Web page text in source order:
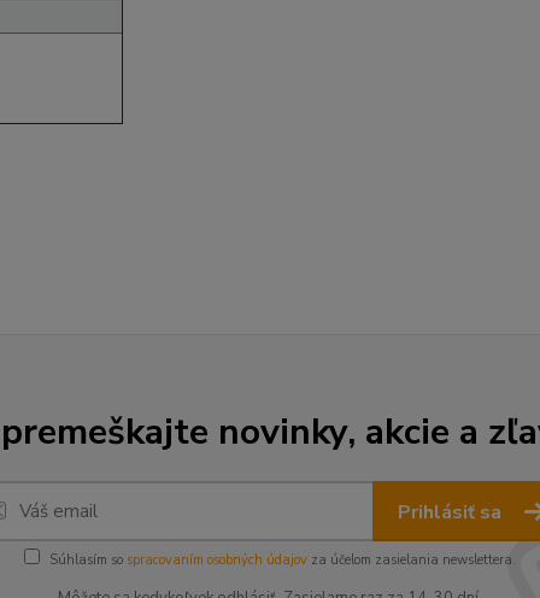
novinky, akcie a
Prihlásiť sa
Súhlasím so spracovaním osobných údajov za účelom zasielania newslettera.